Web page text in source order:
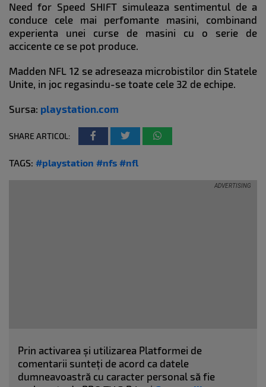
Need for Speed SHIFT simuleaza sentimentul de a
conduce cele mai perfomante masini, combinand
experienta unei curse de masini cu o serie de
accicente ce se pot produce.
Madden NFL 12 se adreseaza microbistilor din Statele
Unite, in joc regasindu-se toate cele 32 de echipe.
Sursa: playstation.com
SHARE ARTICOL:
TAGS: #playstation #nfs #nfl
Prin activarea și utilizarea Platformei de
comentarii sunteți de acord ca datele
dumneavoastră cu caracter personal să fie